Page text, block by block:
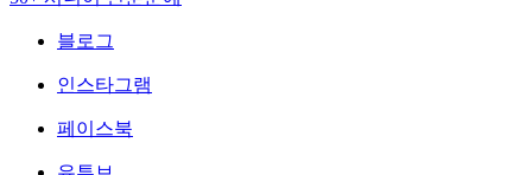
블로그
인스타그램
페이스북